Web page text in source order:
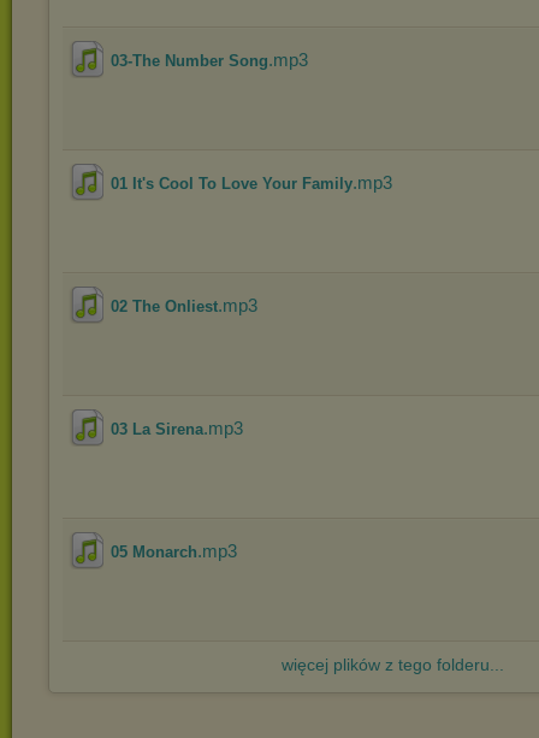
03-The Number Song.mp3
01 It's Cool To Love Your Family.mp3
02 The Onliest.mp3
03 La Sirena.mp3
05 Monarch.mp3
więcej plików z tego folderu...